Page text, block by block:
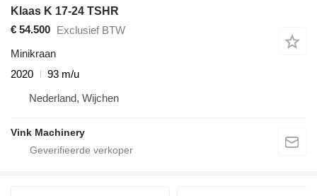
Klaas K 17-24 TSHR
€ 54.500 Exclusief BTW
Minikraan
2020
93 m/u
Nederland, Wijchen
Vink Machinery